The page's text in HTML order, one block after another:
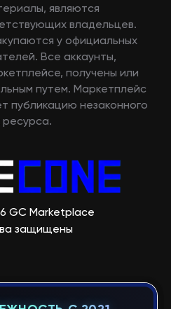
являются
владельцев.
у официальных
Все аккаунты,
получены или
путем. Маркетплейс
публикацию незаконного
ресурса.
GC Marketplace
защищены